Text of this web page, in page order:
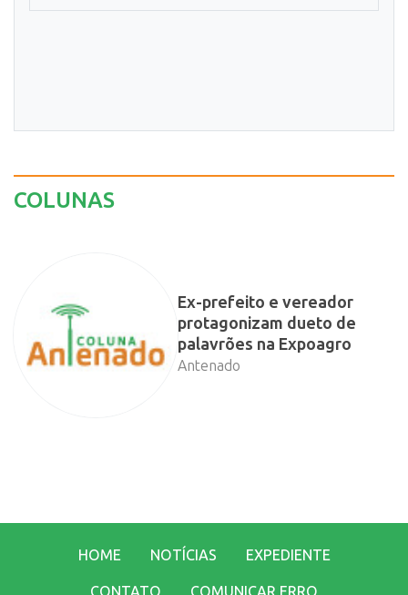
COLUNAS
Ex-prefeito e vereador
protagonizam dueto de
palavrões na Expoagro
Antenado
HOME NOTÍCIAS EXPEDIENTE